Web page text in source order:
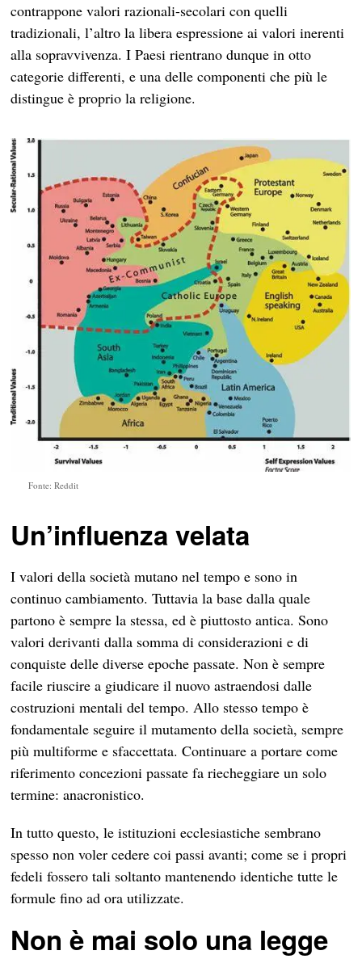
contrappone valori razionali-secolari con quelli
tradizionali, l’altro la libera espressione ai valori inerenti
alla sopravvivenza. I Paesi rientrano dunque in otto
categorie differenti, e una delle componenti che più le
distingue è proprio la religione.
Fonte: Reddit
Un’influenza velata
I valori della società mutano nel tempo e sono in
continuo cambiamento. Tuttavia la base dalla quale
partono è sempre la stessa, ed è piuttosto antica. Sono
valori derivanti dalla somma di considerazioni e di
conquiste delle diverse epoche passate. Non è sempre
facile riuscire a giudicare il nuovo astraendosi dalle
costruzioni mentali del tempo. Allo stesso tempo è
fondamentale seguire il mutamento della società, sempre
più multiforme e sfaccettata. Continuare a portare come
riferimento concezioni passate fa riecheggiare un solo
termine: anacronistico.
In tutto questo, le istituzioni ecclesiastiche sembrano
spesso non voler cedere coi passi avanti; come se i propri
fedeli fossero tali soltanto mantenendo identiche tutte le
formule fino ad ora utilizzate.
Non è mai solo una legge